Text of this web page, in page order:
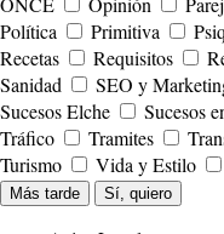
Política
Primitiva
Recetas
Requisitos
Sanidad
SEO y
Sucesos Elche
Sucesos
Tráfico
Tramites
Turismo
Vida y Estilo
Más tarde Sí, quiero